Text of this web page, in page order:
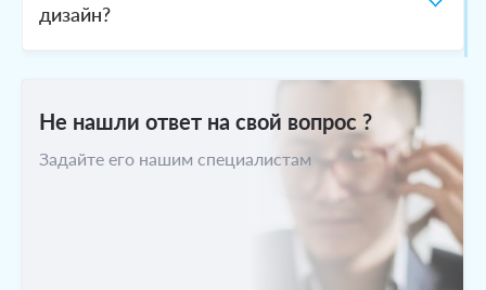
дизайн?
потолки в ванной комнате?
Не нашли ответ на свой вопрос ?
Задайте его нашим специалистам